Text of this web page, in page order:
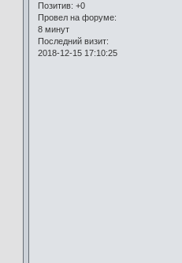
Позитив: +0
Провел на форуме:
8 минут
Последний визит:
2018-12-15 17:10:25